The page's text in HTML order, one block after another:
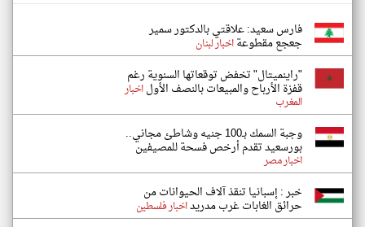
فارس سعيد: علاقتي بالدكتور سمير
جعجع مقطوعةاخبار لبنان
"راينميتال" تخفض توقعاتها السنوية رغم
قفزة الأرباح والمبيعات بالنصف الأولاخبار
المغرب
وجبة السمك بـ100 جنيه وشاطئ مجاني..
بورسعيد تقدم أرخص فسحة للمصيفين
اخبار مصر
خبر : إسبانيا تنقذ آلاف الحيوانات من
حرائق الغابات غرب مدريداخبار فلسطين